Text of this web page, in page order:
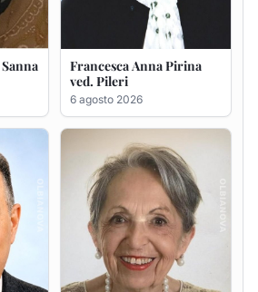
Maria Teresa Floris ved.
6 agosto 2026